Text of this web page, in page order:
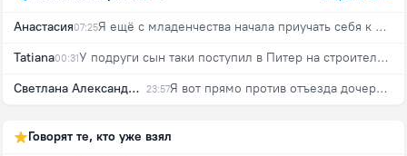
Анастасия07:25
Я ещё с младенчества начала приучать себя к мысли, что захотят - препятствовать не стану))
Tatiana00:31
У подруги сын таки поступил в Питер на строителя на бюджет с 257 баллами :) Моего ещё 3го по БВИ зачислили в УрФУ с 255 баллами на "Механика и моделирование". Мы очень рады за всех детей, кто поступил :)
Светлана Александровна
23:57 Я вот прямо против отъезда дочери! Прямо никак я не готова🥲
Говорят те, кто уже взял